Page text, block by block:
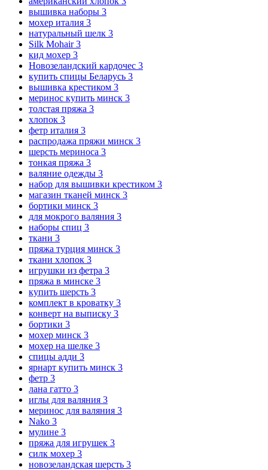
вышивка наборы 3
мохер италия 3
натуральный шелк 3
Silk Mohair3
кид мохер 3
Новозеландский кардочес 3
купить спицы Беларусь 3
вышивка крестиком 3
меринос купить минск 3
толстая пряжа 3
хлопок 3
фетр италия 3
распродажа пряжи минск 3
шерсть мериноса 3
тонкая пряжа 3
валяние одежды 3
набор для вышивки крестиком 3
магазин тканей минск 3
бортики минск 3
для мокрого валяния 3
наборы спиц 3
ткани 3
пряжа турция минск 3
ткани хлопок 3
игрушки из фетра 3
пряжа в минске 3
купить шерсть 3
комплект в кроватку 3
конверт на выписку 3
бортики 3
мохер минск 3
мохер на шелке 3
спицы адди 3
ярнарт купить минск 3
фетр 3
лана гатто 3
иглы для валяния 3
меринос для валяния 3
Nako 3
мулине 3
пряжа для игрушек 3
силк мохер 3
новозеландская шерсть 3